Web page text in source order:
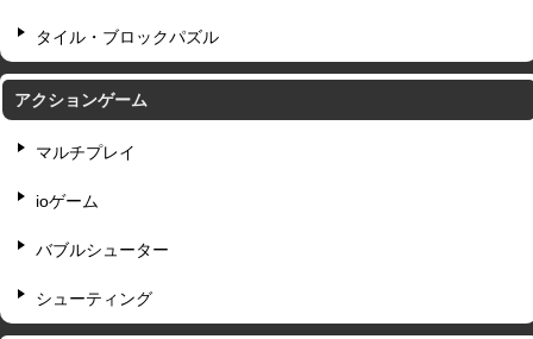
タイル・ブロックパズル
アクションゲーム
マルチプレイ
ioゲーム
バブルシューター
シューティング